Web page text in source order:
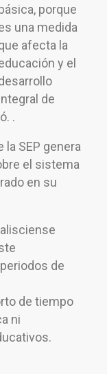
básica, porque
una medida
afecta la
y el
de
.
SEP genera
el sistema
en su
de
de tiempo
ni